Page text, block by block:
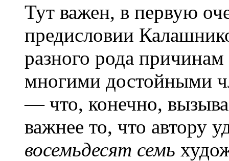
Тут важен, в первую
предисловии
разного рода причинам
многими достойными
— что, конечно,
важнее то, что автору
восемьдесят семь